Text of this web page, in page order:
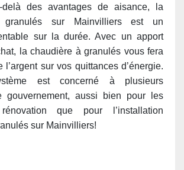
delà des avantages de aisance, la
granulés sur Mainvilliers est un
sur la durée. Avec un apport
la chaudière à granulés vous fera
l’argent sur vos quittances d’énergie.
est concerné à plusieurs
gouvernement, aussi bien pour les
que pour l’installation
sur Mainvilliers!